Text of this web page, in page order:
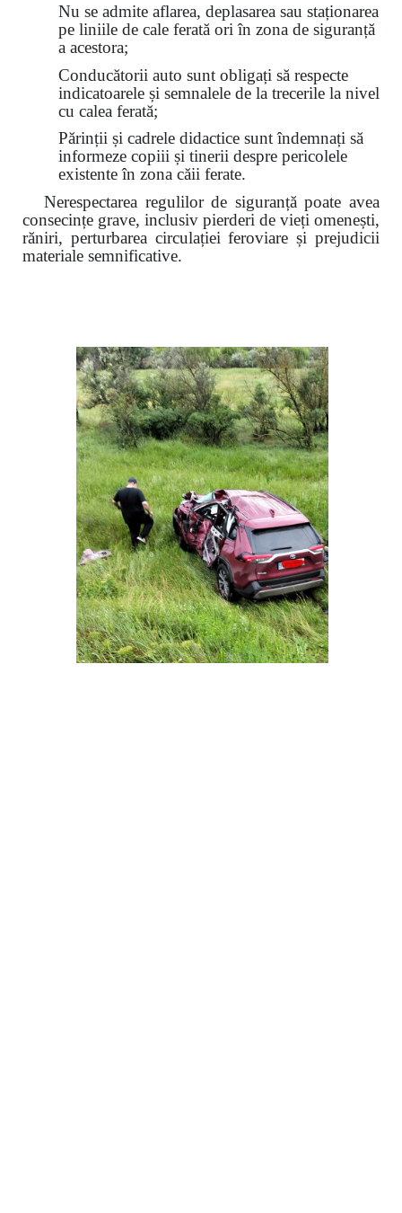
Nu se admite aflarea, deplasarea sau staționarea
pe liniile de cale ferată ori în zona de siguranță
a acestora;
Conducătorii auto sunt obligați să respecte
indicatoarele și semnalele de la trecerile la nivel
cu calea ferată;
Părinții și cadrele didactice sunt îndemnați să
informeze copiii și tinerii despre pericolele
existente în zona căii ferate.
Nerespectarea regulilor de siguranță poate avea
consecințe grave, inclusiv pierderi de vieți omenești,
răniri, perturbarea circulației feroviare și prejudicii
materiale semnificative.